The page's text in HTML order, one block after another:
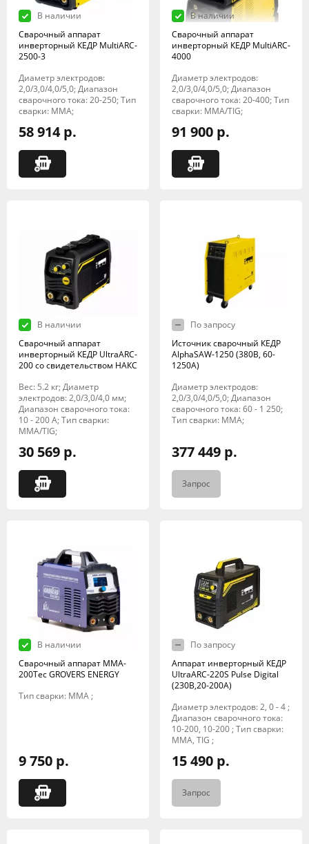
В наличии
Сварочный аппарат
инверторный КЕДР MultiARC-
2500-3
Диаметр электродов:
2,0/3,0/4,0/5,0; Диапазон
сварочного тока: 20-250; Тип
сварки: MMA;
58 914 р.
В наличии
Сварочный аппарат
инверторный КЕДР MultiARC-
4000
Диаметр электродов:
2,0/3,0/4,0/5,0; Диапазон
сварочного тока: 20-400; Тип
сварки: MMA/TIG;
91 900 р.
В наличии
Сварочный аппарат
инверторный КЕДР UltraARC-
200 со свидетельством НАКС
Вес: 5.2 кг; Диаметр
электродов: 2,0/3,0/4,0 мм;
Диапазон сварочного тока:
10 - 200 А; Тип сварки:
MMA/TIG;
30 569 р.
По запросу
Источник сварочный КЕДР
AlphaSAW-1250 (380В, 60-
1250А)
Диаметр электродов:
2,0/3,0/4,0/5,0; Диапазон
сварочного тока: 60 - 1 250;
Тип сварки: MMA;
377 449 р.
Запрос
В наличии
Сварочный аппарат MMA-
200Tec GROVERS ENERGY
Тип сварки: MMA ;
9 750 р.
По запросу
Аппарат инверторный КЕДР
UltraARC-220S Pulse Digital
(230В,20-200А)
Диаметр электродов: 2, 0 - 4 ;
Диапазон сварочного тока:
10-200, 10-200 ; Тип сварки:
MMA, TIG ;
15 490 р.
Запрос